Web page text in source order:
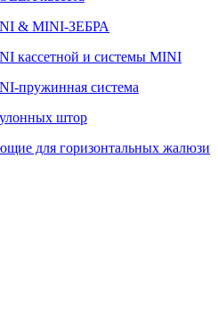
& MINI-ЗЕБРА
кассетной и системы MINI
пружинная система
штор
для горизонтальных жалюзи